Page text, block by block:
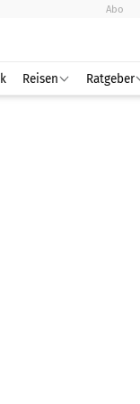
Abo
Reisen Ratgeber